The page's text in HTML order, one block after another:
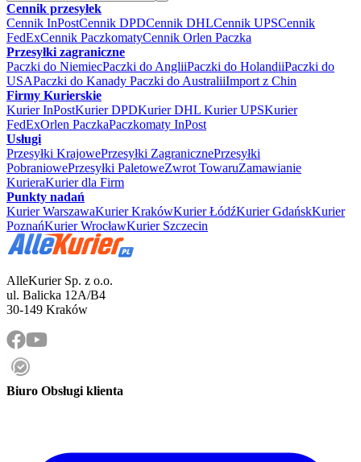
Cennik przesyłek
Cennik InPostCennik DPDCennik DHLCennik UPSCennik
FedExCennik PaczkomatyCennik Orlen Paczka
Przesyłki zagraniczne
Paczki do NiemiecPaczki do AngliiPaczki do HolandiiPaczki do
USAPaczki do Kanady Paczki do AustraliiImport z Chin
Firmy Kurierskie
Kurier InPostKurier DPDKurier DHL Kurier UPSKurier
FedExOrlen PaczkaPaczkomaty InPost
Usługi
Przesyłki KrajowePrzesyłki ZagranicznePrzesyłki
PobraniowePrzesyłki PaletoweZwrot TowaruZamawianie
KurieraKurier dla Firm
Punkty nadań
Kurier WarszawaKurier KrakówKurier ŁódźKurier GdańskKurier
PoznańKurier WrocławKurier Szczecin
AlleKurier Sp. z o.o.
ul. Balicka 12A/B4
30-149 Kraków
Biuro Obsługi klienta